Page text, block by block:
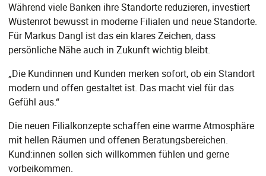
Während viele Banken ihre Standorte reduzieren, investiert
Wüstenrot bewusst in moderne Filialen und neue Standorte.
Für Markus Dangl ist das ein klares Zeichen, dass
persönliche Nähe auch in Zukunft wichtig bleibt.
„Die Kundinnen und Kunden merken sofort, ob ein Standort
modern und offen gestaltet ist. Das macht viel für das
Gefühl aus.“
Die neuen Filialkonzepte schaffen eine warme Atmosphäre
mit hellen Räumen und offenen Beratungsbereichen.
Kund:innen sollen sich willkommen fühlen und gerne
vorbeikommen.